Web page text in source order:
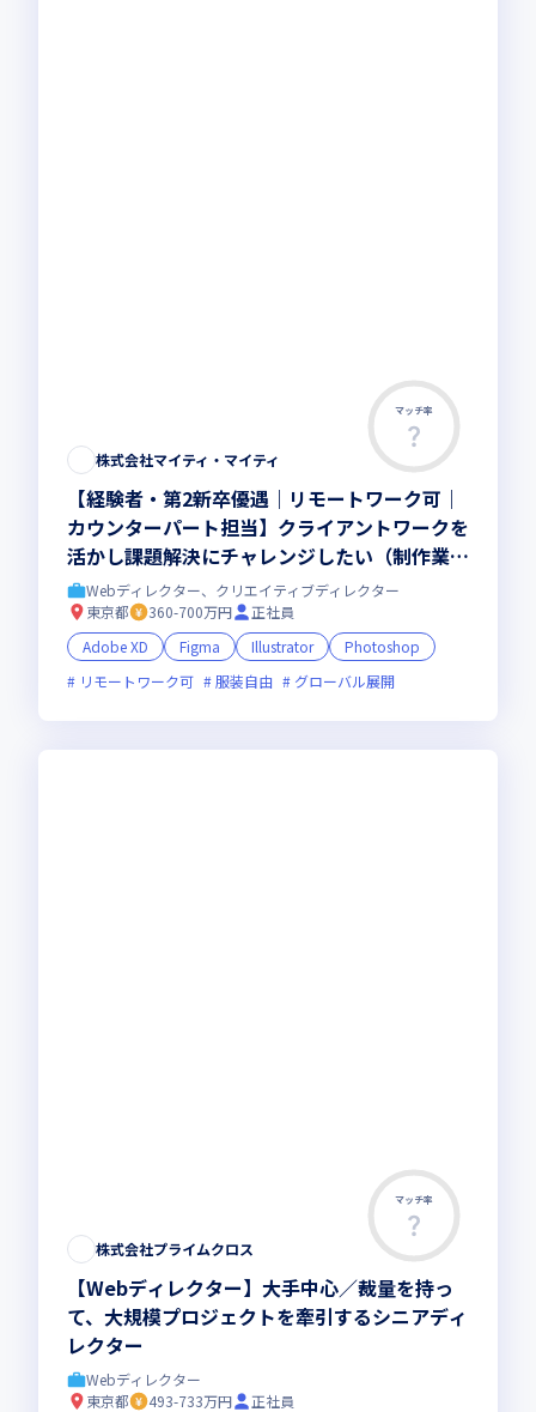
マッチ率
株式会社マイティ・マイティ
【経験者・第2新卒優遇｜リモートワーク可｜
カウンターパート担当】クライアントワークを
活かし課題解決にチャレンジしたい（制作業
務・コンサルティング業務）
Webディレクター、クリエイティブディレクター
東京都
360-700万円
正社員
Adobe XD
Figma Illustrator
Photoshop
リモートワーク可
服装自由 グローバル展開
マッチ率
株式会社プライムクロス
【Webディレクター】大手中心／裁量を持っ
て、大規模プロジェクトを牽引するシニアディ
レクター
Webディレクター
東京都
493-733万円
正社員